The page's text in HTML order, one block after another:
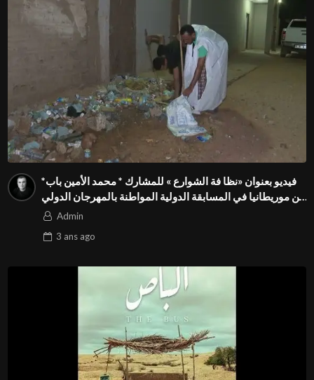
فيديو بعنوان «نظا فة الشوارع » للمشارك * محمد الأمين باب*
من موريطانيا في المسابقة الدولية المواطنة بالمهرجان الدولي
Season3 FIVS
Admin
3 ansago